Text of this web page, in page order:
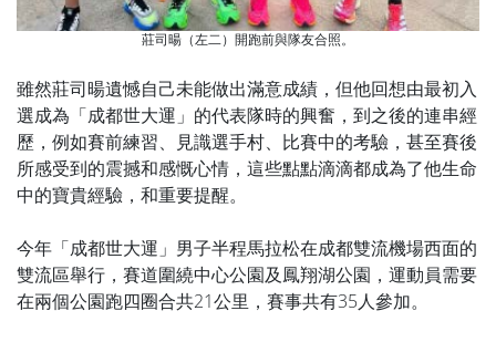
莊司暘（左二）開跑前與隊友合照。
雖然莊司暘遺憾自己未能做出滿意成績，但他回想由最初入
選成為「成都世大運」的代表隊時的興奮，到之後的連串經
歷，例如賽前練習、見識選手村、比賽中的考驗，甚至賽後
所感受到的震撼和感慨心情，這些點點滴滴都成為了他生命
中的寶貴經驗，和重要提醒。
今年「成都世大運」男子半程馬拉松在成都雙流機場西面的
雙流區舉行，賽道圍繞中心公園及鳳翔湖公園，運動員需要
在兩個公園跑四圈合共21公里，賽事共有35人參加。